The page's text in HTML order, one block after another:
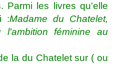
Parmi les livres qu'elle
:Madame du Chatelet,
l'ambition féminine au
la du Chatelet sur ( ou